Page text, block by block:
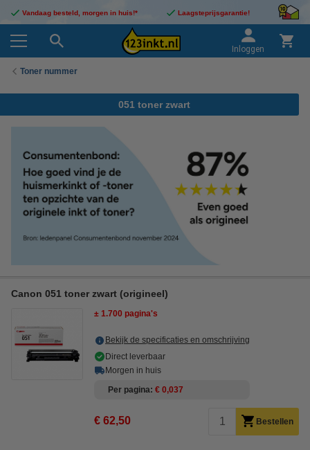
Vandaag besteld, morgen in huis!* Laagsteprijsgarantie!
Inloggen
Toner nummer
051 toner zwart
Canon 051 toner zwart (origineel)
± 1.700 pagina's
Bekijk de specificaties en omschrijving
Direct leverbaar
Morgen in huis
Per pagina € 0,037
€ 62,50 Bestellen